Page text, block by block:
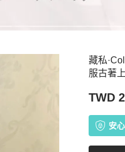
藏私
服古著
TWD
安